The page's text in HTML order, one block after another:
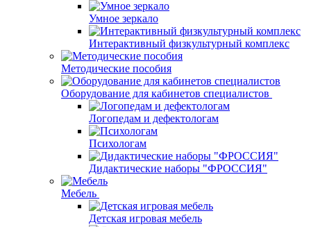
Умное зеркало
Интерактивный физкультурный комплекс
Методические пособия
Оборудование для кабинетов специалистов
Логопедам и дефектологам
Психологам
Дидактические наборы "ФРОССИЯ"
Мебель
Детская игровая мебель